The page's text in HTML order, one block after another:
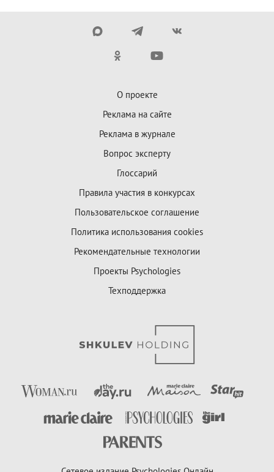
О проекте
Реклама на сайте
Реклама в журнале
Вопрос эксперту
Глоссарий
Правила участия в конкурсах
Пользовательское соглашение
Политика использования cookies
Рекомендательные технологии
Проекты Psychologies
Техподдержка